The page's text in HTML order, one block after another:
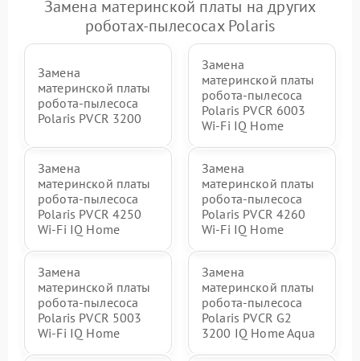
Замена материнской платы на других
роботах-пылесосах Polaris
Замена
материнской платы
робота-пылесоса
Polaris PVCR 3200
Замена
материнской платы
робота-пылесоса
Polaris PVCR 6003
Wi-Fi IQ Home
Замена
материнской платы
робота-пылесоса
Polaris PVCR 4250
Wi-Fi IQ Home
Замена
материнской платы
робота-пылесоса
Polaris PVCR 4260
Wi-Fi IQ Home
Замена
материнской платы
робота-пылесоса
Polaris PVCR 5003
Wi-Fi IQ Home
Замена
материнской платы
робота-пылесоса
Polaris PVCR G2
3200 IQ Home Aqua